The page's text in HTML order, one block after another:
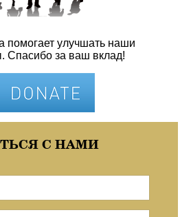
помогает улучшать наши
Спасибо за ваш вклад!
С НАМИ